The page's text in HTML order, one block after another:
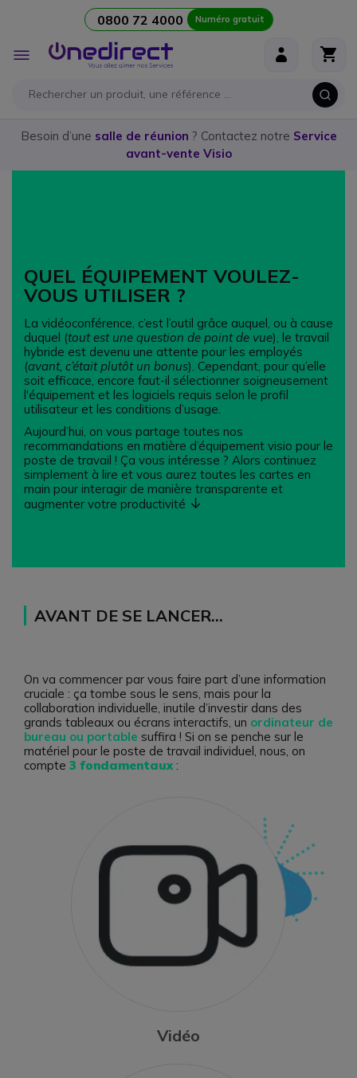
0800 72 4000 Numéro gratuit
Affichage
navigation
Besoin d’une salle de réunion ? Contactez notre Service
avant-vente Visio
QUEL ÉQUIPEMENT VOULEZ-
VOUS UTILISER ?
La vidéoconférence, c’est l’outil grâce auquel, ou à cause
duquel (tout est une question de point de vue), le travail
hybride est devenu une attente pour les employés
(avant, c’était plutôt un bonus). Cependant, pour qu’elle
soit efficace, encore faut-il sélectionner soigneusement
l'équipement et les logiciels requis selon le profil
utilisateur et les conditions d’usage.
Aujourd’hui, on vous partage toutes nos
recommandations en matière d’équipement visio pour le
poste de travail ! Ça vous intéresse ? Alors continuez
simplement à lire et vous aurez toutes les cartes en
main pour interagir de manière transparente et
augmenter votre productivité ↓
AVANT DE SE LANCER…
On va commencer par vous faire part d’une information
cruciale : ça tombe sous le sens, mais pour la
collaboration individuelle, inutile d’investir dans des
grands tableaux ou écrans interactifs, un ordinateur de
bureau ou portable suffira ! Si on se penche sur le
matériel pour le poste de travail individuel, nous, on
compte 3 fondamentaux:
Vidéo